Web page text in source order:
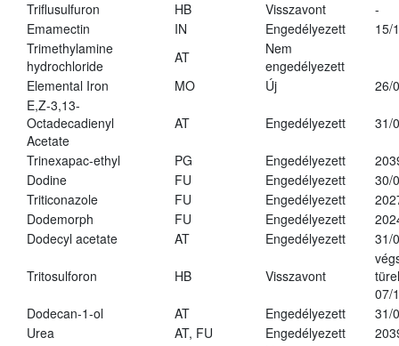
Triflusulfuron
HB Visszavont
-
Emamectin
IN Engedélyezett
15/
Trimethylamine
hydrochloride
AT
Nem
engedélyezett
Elemental Iron
MO Új
26/
E,Z-3,13-
Octadecadienyl
Acetate
AT Engedélyezett 31/
Trinexapac-ethyl PG Engedélyezett
Dodine
FU Engedélyezett
30/
Triticonazole
FU Engedélyezett
Dodemorph
FU Engedélyezett
Dodecyl acetate
AT Engedélyezett 31/
Tritosulforon HB Visszavont
07/
Dodecan-1-ol
AT Engedélyezett
31/
Urea
AT, FU Engedélyezett